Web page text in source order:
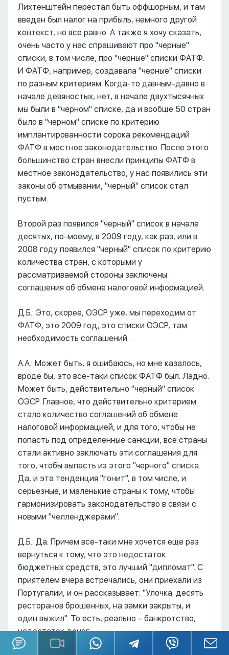
Лихтенштейн перестал быть оффшорным, и там
введен был налог на прибыль, немного другой
контекст, но все равно. А также я хочу сказать,
очень часто у нас спрашивают про "черные"
списки, в том числе, про "черные" списки ФАТФ.
И ФАТФ, например, создавала "черные" списки
по разным критериям. Когда-то давным-давно в
начале девяностых, нет, в начале двухтысячных
мы были в "черном" списке, да и вообще 50 стран
было в "черном" списке по критерию
имплантированности сорока рекомендаций
ФАТФ в местное законодательство. После этого
большинство стран внесли принципы ФАТФ в
местное законодательство, у нас появились эти
законы об отмывании, "черный" список стал
пустым.
Второй раз появился "черный" список в начале
десятых, по-моему, в 2009 году, как раз, или в
2008 году появился "черный" список по критерию
количества стран, с которыми у
рассматриваемой стороны заключены
соглашения об обмене налоговой информацией.
Д.Б.: Это, скорее, ОЭСР уже, мы переходим от
ФАТФ, это 2009 год, это списки ОЭСР, там
необходимость соглашений…
А.А.: Может быть, я ошибаюсь, но мне казалось,
вроде бы, это все-таки список ФАТФ был. Ладно.
Может быть, действительно "черный" список
ОЭСР. Главное, что действительно критерием
стало количество соглашений об обмене
налоговой информацией, и для того, чтобы не
попасть под определенные санкции, все страны
стали активно заключать эти соглашения для
того, чтобы выпасть из этого "черного" списка.
Да, и эта тенденция "гонит", в том числе, и
серьезные, и маленькие страны к тому, чтобы
гармонизировать законодательство в связи с
новыми "челленджерами".
Д.Б.: Да. Причем все-таки мне хочется еще раз
вернуться к тому, что это недостаток
бюджетных средств, это лучший "дипломат". С
приятелем вчера встречались, они приехали из
Португалии, и он рассказывает: "Улочка: десять
ресторанов брошенных, на замки закрыты, и
один выжил". То есть, реально – банкротство,
недостаток денег.